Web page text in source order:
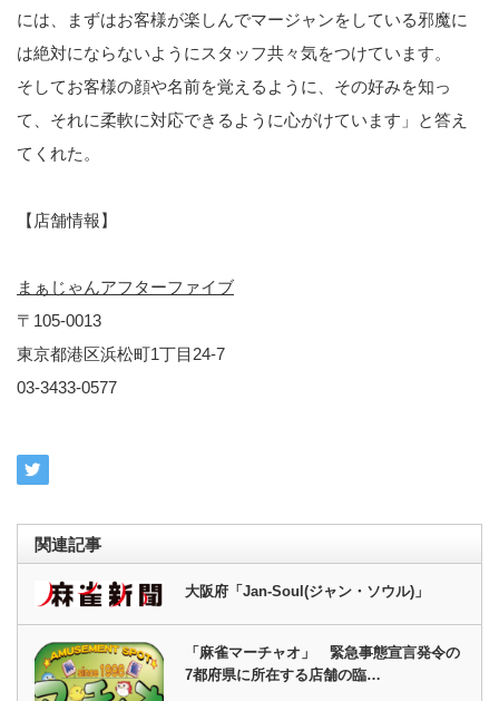
には、まずはお客様が楽しんでマージャンをしている邪魔に
は絶対にならないようにスタッフ共々気をつけています。
そしてお客様の顔や名前を覚えるように、その好みを知っ
て、それに柔軟に対応できるように心がけています」と答え
てくれた。
【店舗情報】
まぁじゃんアフターファイブ
〒105-0013
東京都港区浜松町1丁目24-7
03-3433-0577
関連記事
大阪府「Jan-Soul(ジャン・ソウル)」
「麻雀マーチャオ」 緊急事態宣言発令の
7都府県に所在する店舗の臨…